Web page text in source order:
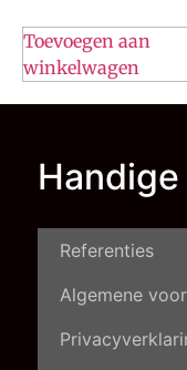
Toevoegen aan
winkelwagen
Referenties
Algemene